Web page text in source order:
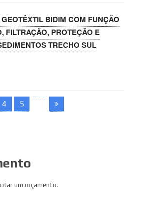
BIDIM COM FUNÇÃO
FILTRAÇÃO, PROTEÇÃO E
TRECHO SUL
4 5
um orçamento.